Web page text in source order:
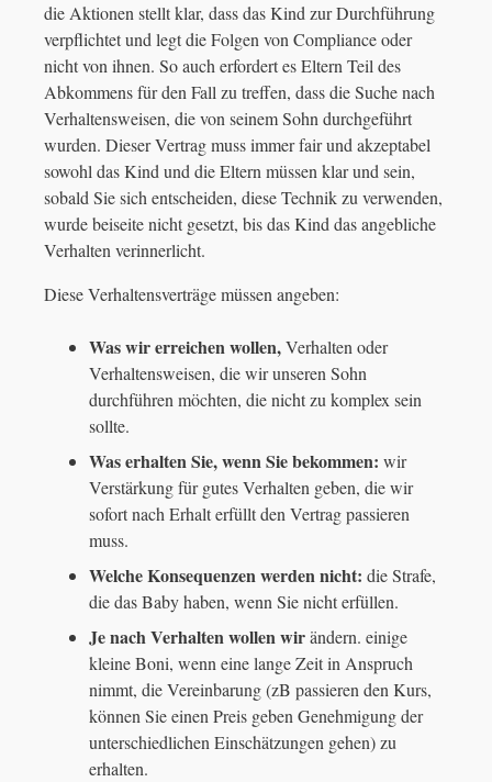
die Aktionen stellt klar, dass das Kind zur Durchführung
verpflichtet und legt die Folgen von Compliance oder
nicht von ihnen. So auch erfordert es Eltern Teil des
Abkommens für den Fall zu treffen, dass die Suche nach
Verhaltensweisen, die von seinem Sohn durchgeführt
wurden. Dieser Vertrag muss immer fair und akzeptabel
sowohl das Kind und die Eltern müssen klar und sein,
sobald Sie sich entscheiden, diese Technik zu verwenden,
wurde beiseite nicht gesetzt, bis das Kind das angebliche
Verhalten verinnerlicht.
Diese Verhaltensverträge müssen angeben:
Was wir erreichen wollen,Verhalten oder
Verhaltensweisen, die wir unseren Sohn
durchführen möchten, die nicht zu komplex sein
sollte.
Was erhalten Sie, wenn Sie bekommen: wir
Verstärkung für gutes Verhalten geben, die wir
sofort nach Erhalt erfüllt den Vertrag passieren
muss.
Welche Konsequenzen werden nicht: die Strafe,
die das Baby haben, wenn Sie nicht erfüllen.
Je nach Verhalten wollen wirändern. einige
kleine Boni, wenn eine lange Zeit in Anspruch
nimmt, die Vereinbarung (zB passieren den Kurs,
können Sie einen Preis geben Genehmigung der
unterschiedlichen Einschätzungen gehen) zu
erhalten.